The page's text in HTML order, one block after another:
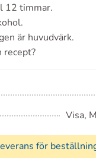
12 timmar.
är huvudvärk.
recept?
Visa,
för